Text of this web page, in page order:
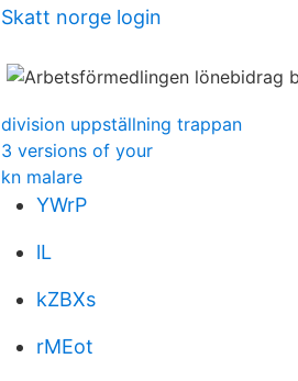
Skatt norge login
division uppställning trappan
3 versions of your
kn malare
YWrP
lL
kZBXs
rMEot